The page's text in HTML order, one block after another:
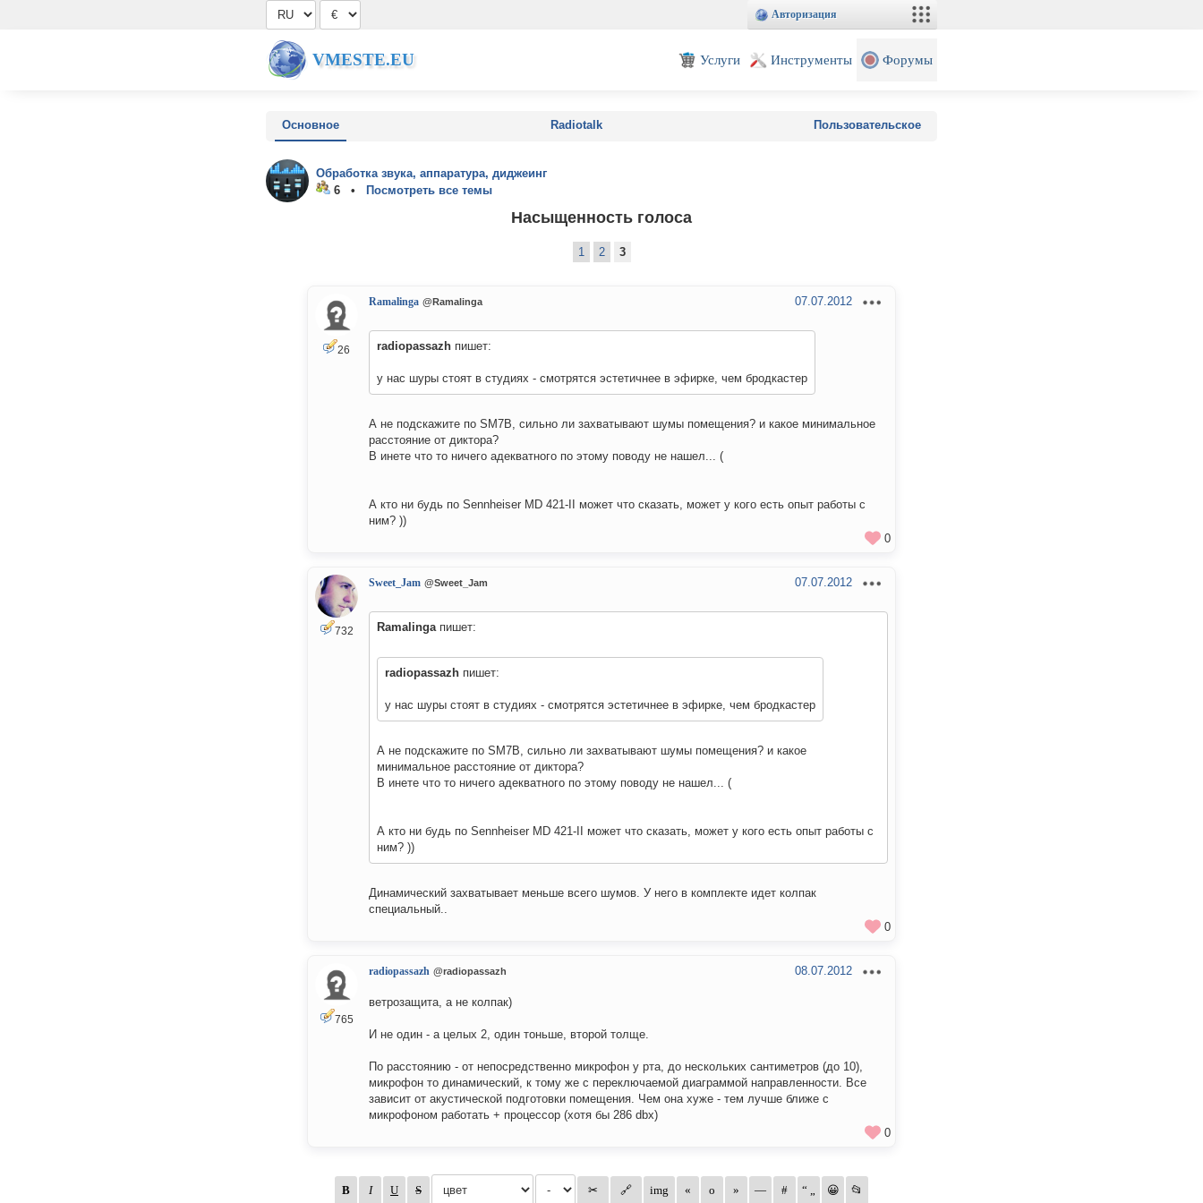
Авторизация
VMESTE.EU Услуги Инструменты Форумы
Основное Radiotalk Пользовательское
Обработка звука, аппаратура, диджеинг
6 •
Посмотреть все темы
Насыщенность голоса
1 2 3
26
Ramalinga @Ramalinga 07.07.2012
radiopassazh пишет:
у нас шуры стоят в студиях - смотрятся эстетичнее в эфирке, чем бродкастер
А не подскажите по SM7B, сильно ли захватывают шумы помещения? и какое минимальное
расстояние от диктора?
В инете что то ничего адекватного по этому поводу не нашел... (
А кто ни будь по Sennheiser MD 421-II может что сказать, может у кого есть опыт работы с
ним? ))
0
732
Sweet_Jam @Sweet_Jam 07.07.2012
Ramalingaпишет:
radiopassazh пишет:
у нас шуры стоят в студиях - смотрятся эстетичнее в эфирке, чем бродкастер
А не подскажите по SM7B, сильно ли захватывают шумы помещения? и какое
минимальное расстояние от диктора?
В инете что то ничего адекватного по этому поводу не нашел... (
А кто ни будь по Sennheiser MD 421-II может что сказать, может у кого есть опыт работы с
ним? ))
Динамический захватывает меньше всего шумов. У него в комплекте идет колпак
специальный..
0
765
radiopassazh @radiopassazh 08.07.2012
ветрозащита, а не колпак)
И не один - а целых 2, один тоньше, второй толще.
По расстоянию - от непосредственно микрофон у рта, до нескольких сантиметров (до 10),
микрофон то динамический, к тому же с переключаемой диаграммой направленности. Все
зависит от акустической подготовки помещения. Чем она хуже - тем лучше ближе с
микрофоном работать + процессор (хотя бы 286 dbx)
0